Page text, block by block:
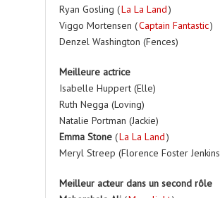
Ryan Gosling (La La Land)
Viggo Mortensen (Captain Fantastic)
Denzel Washington (Fences)
Meilleure actrice
Isabelle Huppert (Elle)
Ruth Negga (Loving)
Natalie Portman (Jackie)
Emma Stone (La La Land)
Meryl Streep (Florence Foster
Meilleur acteur dans un second rôle